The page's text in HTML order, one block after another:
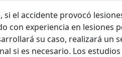
el accidente provocó
con experiencia en lesiones
su caso, realizará un
si es necesario. Los